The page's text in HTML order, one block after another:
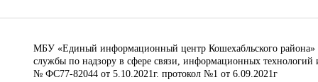
МБУ «Единый информационный центр Кошехабльского района»
службы по надзору в сфере связи, информационных
№ ФС77-82044 от 5.10.2021г. протокол №1 от 6.09.2021г